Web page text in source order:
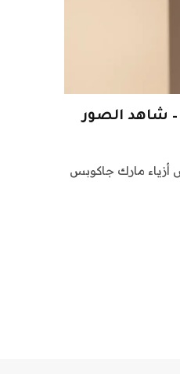
– شاهد الصور
أزياء مارك جاكوبس